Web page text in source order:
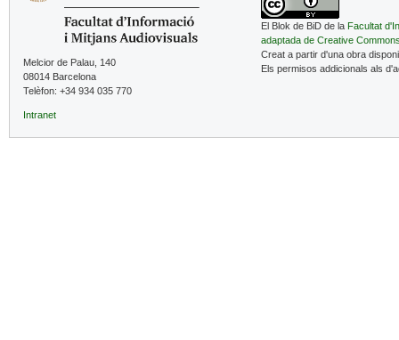
Melcior de Palau, 140
08014 Barcelona
Telèfon: +34 934 035 770
Intranet
El Blok de BiD de la Facultat
adaptada de Creative
Creat a partir d'una obra
Els permisos addicionals als